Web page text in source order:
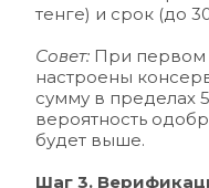
тенге) и срок (до
Совет: При первом
настроены
сумму в пределах
вероятность
будет выше.
Шаг 3.